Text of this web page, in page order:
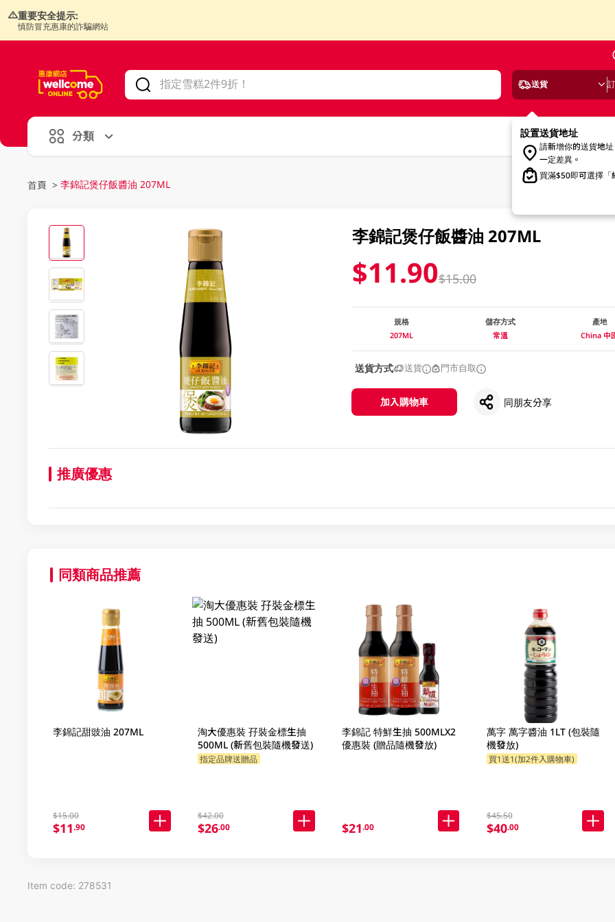
重要安全提示:
慎防冒充惠康的詐騙網站
送貨
設置送貨地址
請新增你的送貨地
一定差異。
買滿$50即可選擇「
分類
首頁 > 李錦記煲仔飯醬油 207ML
李錦記煲仔飯醬油 207ML
$11.90$15.00
規格
207ML
儲存方式
常溫
產地
China 中
送貨方式 送貨 門市自取
加入購物車 同朋友分享
推廣優惠
同類商品推薦
李錦記甜豉油 207ML
$15.00
$11.90
淘大優惠裝 孖裝金標生抽
500ML (新舊包裝隨機發送)
指定品牌送贈品
$42.00
$26.00
李錦記 特鮮生抽 500MLX2
優惠裝 (贈品隨機發放)
$21.00
萬字 萬字醬油 1LT (包裝隨
機發放)
買1送1(加2件入購物車)
$45.50
$40.00
Item code: 278531